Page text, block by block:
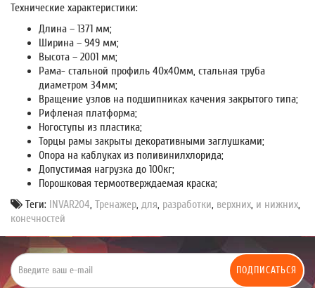
Технические характеристики:
Длина – 1371 мм;
Ширина – 949 мм;
Высота – 2001 мм;
Рама- стальной профиль 40х40мм, стальная труба
диаметром 34мм;
Вращение узлов на подшипниках качения закрытого типа;
Рифленая платформа;
Ногоступы из пластика;
Торцы рамы закрыты декоративными заглушками;
Опора на каблуках из поливинилхлорида;
Допустимая нагрузка до 100кг;
Порошковая термоотверждаемая краска;
Теги: INVAR204, Тренажер, для, разработки, верхних, и нижних,
конечностей
ПОДПИСАТЬСЯ